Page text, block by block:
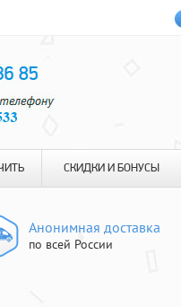
СКИДКИ И БОНУСЫ
Анонимная доставка
по всей России